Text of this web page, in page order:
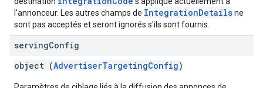
l'annonceur. Les autres champs de IntegrationDetailsne
sont pas acceptés et seront ignorés s'ils sont fournis.
servingConfig
object (AdvertiserTargetingConfig)